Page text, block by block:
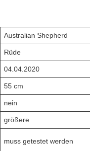
Australian Shepherd
Rüde
04.04.2020
55 cm
nein
größere
muss getestet werden